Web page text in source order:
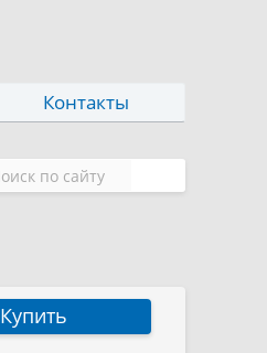
Контакты
Купить